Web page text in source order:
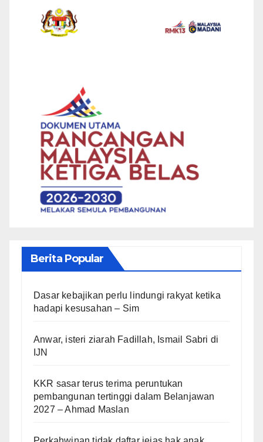
Berita Popular
Dasar kebajikan perlu lindungi rakyat ketika
hadapi kesusahan – Sim
Anwar, isteri ziarah Fadillah, Ismail Sabri di
IJN
KKR sasar terus terima peruntukan
pembangunan tertinggi dalam Belanjawan
2027 – Ahmad Maslan